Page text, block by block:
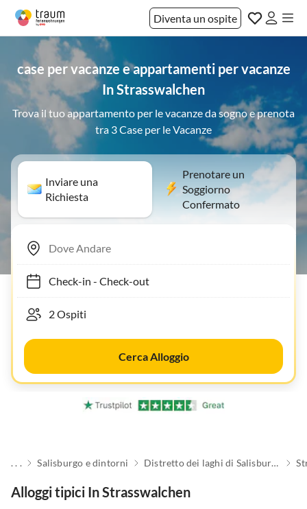
Diventa un ospite
case per vacanze e appartamenti per vacanze
In Strasswalchen
Trova il tuo appartamento per le vacanze da sogno e prenota
tra 3 Case per le Vacanze
Inviare una
Richiesta
Prenotare un
Soggiorno
Confermato
Check-in- Check-out
Cerca Alloggio
. . . Salisburgo e dintorni Distretto dei laghi di Salisburgo
Alloggi tipici In Strasswalchen